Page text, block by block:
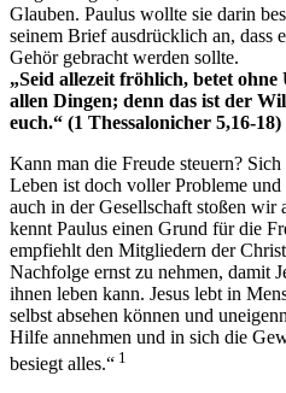
Glauben. Paulus wollte sie darin
seinem Brief ausdrücklich an, dass
Gehör gebracht werden sollte.
„Seid allezeit fröhlich, betet
allen Dingen; denn das ist der
euch.“ (1 Thessalonicher 5,16-18)
Kann man die Freude steuern?
Leben ist doch voller Probleme
auch in der Gesellschaft stoßen
kennt Paulus einen Grund für die
empfiehlt den Mitgliedern der
Nachfolge ernst zu nehmen, damit
ihnen leben kann. Jesus lebt in
selbst absehen können und
Hilfe annehmen und in sich die
besiegt alles.“ 1